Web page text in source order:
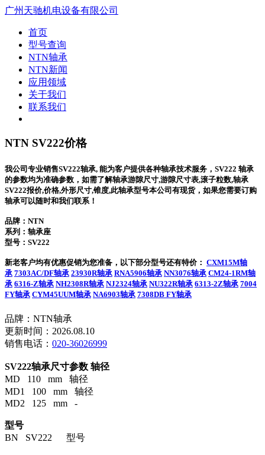
广州天驰机电设备有限公司
首页
型号查询
NTN轴承
NTN新闻
应用领域
关于我们
联系我们
NTN SV222价格
我公司专业销售SV222轴承, 能为客户提供各种轴承技术服务，SV222 轴承
的参数均为准确参数，如需了解轴承游隙尺寸,游隙尺寸表,滚子粒数,轴承
SV222报价,价格,外形尺寸,锥度,此轴承型号本公司有现货，如果您需要订购
轴承可以随时和我们联系！
品牌：NTN
系列：轴承座
型号： SV222
新老客户均有优惠促销为您准备，以下部分型号还有特价： CXM15M轴
承 7303AC/DF轴承 23930R轴承 RNA5906轴承 NN3076轴承 CM24-1RM轴
承 6316-Z轴承 NH2308R轴承 NJ2324轴承 NU322R轴承 6313-2Z轴承 7004
FY轴承 CYM45UUM轴承 NA6903轴承 7308DB FY轴承
品牌：NTN轴承
更新时间：2026.08.10
销售电话： 020-36026999
SV222轴承尺寸参数 轴径
MD 110 mm 轴径
MD1 100 mm 轴径
MD2 125 mm -
型号
BN SV222 型号